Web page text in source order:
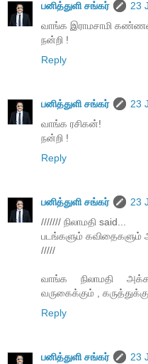
பனித்துளி சங்கர்
23
வாங்க இராமசாமி
நன்றி !
Reply
பனித்துளி சங்கர்
23
வாங்க ரசிகன்!
நன்றி !
Reply
பனித்துளி சங்கர்
23
/////// நிலாமதி said...
படங்களும் கவிதைகளும்
/////
வாங்க நிலாமதி
வருகைக்கும் ,
Reply
பனித்துளி சங்கர்
23